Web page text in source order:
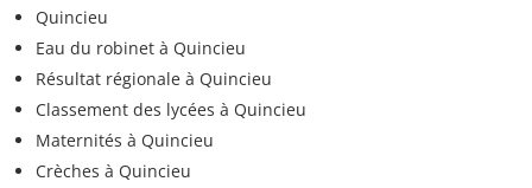
Quincieu
Eau du robinet à Quincieu
Résultat régionale à Quincieu
Classement des lycées à Quincieu
Maternités à Quincieu
Crèches à Quincieu